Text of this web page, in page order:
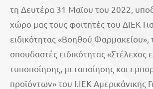
τη Δευτέρα 31 Μαϊου του 2022,
χώρο μας τους φοιτητές του ΔΙΕΚ
ειδικότητας «Βοηθού Φαρμακείου»,
σπουδαστές ειδικότητας «Στέλεχος
τυποποίησης, μεταποίησης και
προϊόντων» του Ι.ΙΕΚ Αμερικάνικης